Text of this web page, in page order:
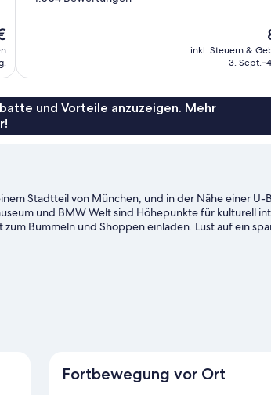
Bewertungen
inkl. Steuern &
3.
und Vorteile anzuzeigen. Mehr
Stadtteil von München, und in der Nähe einer U-
und BMW Welt sind Höhepunkte für kulturell
Bummeln und Shoppen einladen. Lust auf ein
dieser beiden Locations: Olympiastadion und
Fortbewegung vor Ort